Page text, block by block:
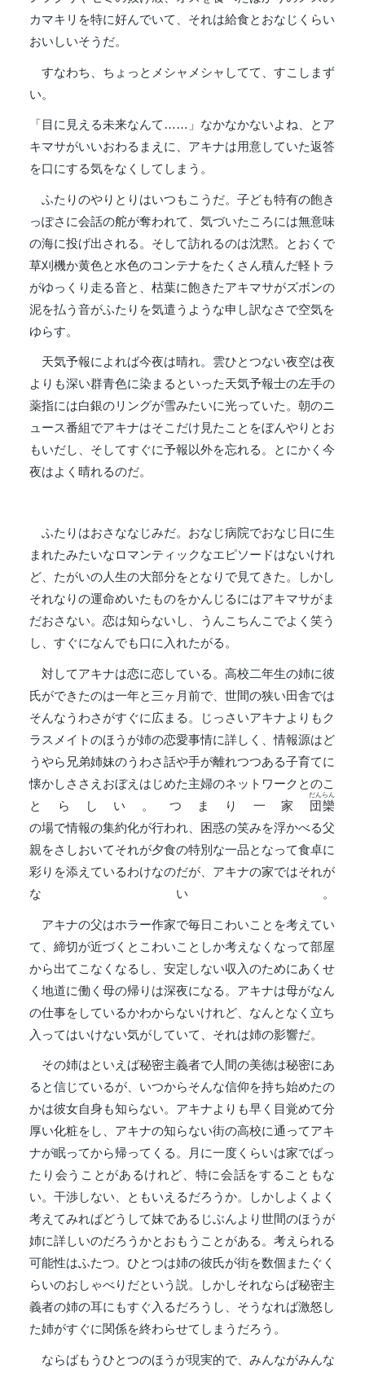
カマキリを特に好んでいて、それは給食とおなじくらい
おいしいそうだ。
すなわち、ちょっとメシャメシャしてて、すこしまず
い。
「目に見える未来なんて……」なかなかないよね、とア
キマサがいいおわるまえに、アキナは用意していた返答
を口にする気をなくしてしまう。
ふたりのやりとりはいつもこうだ。子ども特有の飽き
っぽさに会話の舵が奪われて、気づいたころには無意味
の海に投げ出される。そして訪れるのは沈黙。とおくで
草刈機か黄色と水色のコンテナをたくさん積んだ軽トラ
がゆっくり走る音と、枯葉に飽きたアキマサがズボンの
泥を払う音がふたりを気遣うような申し訳なさで空気を
ゆらす。
天気予報によれば今夜は晴れ。雲ひとつない夜空は夜
よりも深い群青色に染まるといった天気予報士の左手の
薬指には白銀のリングが雪みたいに光っていた。朝のニ
ュース番組でアキナはそこだけ見たことをぼんやりとお
もいだし、そしてすぐに予報以外を忘れる。とにかく今
夜はよく晴れるのだ。
ふたりはおさななじみだ。おなじ病院でおなじ日に生
まれたみたいなロマンティックなエピソードはないけれ
ど、たがいの人生の大部分をとなりで見てきた。しかし
それなりの運命めいたものをかんじるにはアキマサがま
だおさない。恋は知らないし、うんこちんこでよく笑う
し、すぐになんでも口に入れたがる。
対してアキナは恋に恋している。高校二年生の姉に彼
氏ができたのは一年と三ヶ月前で、世間の狭い田舎では
そんなうわさがすぐに広まる。じっさいアキナよりもク
ラスメイトのほうが姉の恋愛事情に詳しく、情報源はど
うやら兄弟姉妹のうわさ話や手が離れつつある子育てに
懐かしささえおぼえはじめた主婦のネットワークとのこ
とらしい。つまり一家 団欒
だんらん
の場で情報の集約化が行われ、困惑の笑みを浮かべる父
親をさしおいてそれが夕食の特別な一品となって食卓に
彩りを添えているわけなのだが、アキナの家ではそれが
ない。
アキナの父はホラー作家で毎日こわいことを考えてい
て、締切が近づくとこわいことしか考えなくなって部屋
から出てこなくなるし、安定しない収入のためにあくせ
く地道に働く母の帰りは深夜になる。アキナは母がなん
の仕事をしているかわからないけれど、なんとなく立ち
入ってはいけない気がしていて、それは姉の影響だ。
その姉はといえば秘密主義者で人間の美徳は秘密にあ
ると信じているが、いつからそんな信仰を持ち始めたの
かは彼女自身も知らない。アキナよりも早く目覚めて分
厚い化粧をし、アキナの知らない街の高校に通ってアキ
ナが眠ってから帰ってくる。月に一度くらいは家でばっ
たり会うことがあるけれど、特に会話をすることもな
い。干渉しない、ともいえるだろうか。しかしよくよく
考えてみればどうして妹であるじぶんより世間のほうが
姉に詳しいのだろうかとおもうことがある。考えられる
可能性はふたつ。ひとつは姉の彼氏が街を数個またぐく
らいのおしゃべりだという説。しかしそれならば秘密主
義者の姉の耳にもすぐ入るだろうし、そうなれば激怒し
た姉がすぐに関係を終わらせてしまうだろう。
ならばもうひとつのほうが現実的で、みんながみんな